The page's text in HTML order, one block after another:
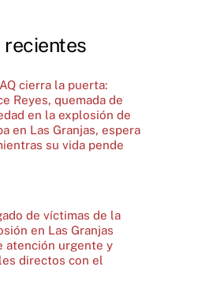
recientes
cierra la puerta:
Reyes, quemada de
en la explosión de
en Las Granjas, espera
su vida pende
de víctimas de la
en Las Granjas
atención urgente y
directos con el